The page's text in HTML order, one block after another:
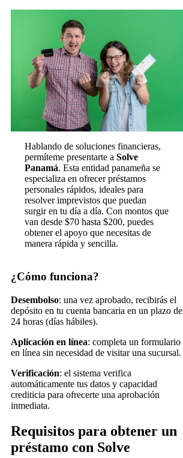
Hablando de soluciones financieras,
permíteme presentarte aSolve
Panamá. Esta entidad panameña se
especializa en ofrecer préstamos
personales rápidos, ideales para
resolver imprevistos que puedan
surgir en tu día a día. Con montos que
van desde $70 hasta $200, puedes
obtener el apoyo que necesitas de
manera rápida y sencilla.
¿Cómo funciona?
Desembolso: una vez aprobado, recibirás el
depósito en tu cuenta bancaria en un plazo de
24 horas (días hábiles).
Aplicación en línea: completa un formulario
en línea sin necesidad de visitar una sucursal.
Verificación: el sistema verifica
automáticamente tus datos y capacidad
crediticia para ofrecerte una aprobación
inmediata.
Requisitos para obtener un
préstamo con Solve